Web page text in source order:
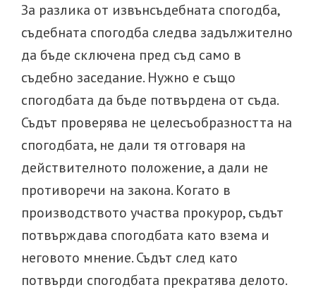
За разлика от извънсъдебната спогодба,
съдебната спогодба следва задължително
да бъде сключена пред съд само в
съдебно заседание. Нужно е също
спогодбата да бъде потвърдена от съда.
Съдът проверява не целесъобразността на
спогодбата, не дали тя отговаря на
действителното положение, а дали не
противоречи на закона. Когато в
производството участва прокурор, съдът
потвърждава спогодбата като взема и
неговото мнение. Съдът след като
потвърди спогодбата прекратява делото.